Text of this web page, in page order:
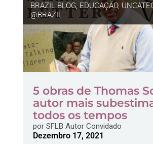
BRAZIL BLOG EDUCAÇÃO,
@BRAZIL
5 obras de Thomas
autor mais
todos os tempos
porSFLB Autor Convidado
Dezembro 17, 2021